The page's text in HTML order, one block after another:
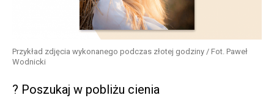
Przykład zdjęcia wykonanego podczas złotej godziny / Fot. Paweł
Wodnicki
? Poszukaj w pobliżu cienia